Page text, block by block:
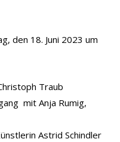
den 18. Juni 2023 um
Traub
mit Anja Rumig,
Astrid Schindler